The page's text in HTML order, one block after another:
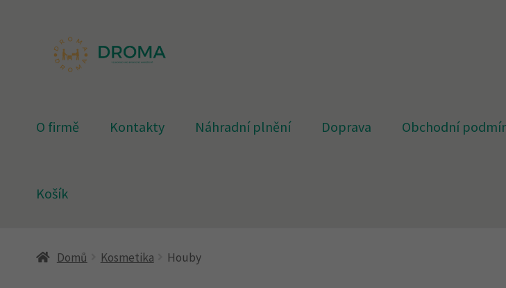
Přeskočit
Přejít
O firmě Kontakty Náhradní plnění Doprava Obchodní
Košík
Úvodní stránka Doprava Kontakty
Domů Kosmetika Houby